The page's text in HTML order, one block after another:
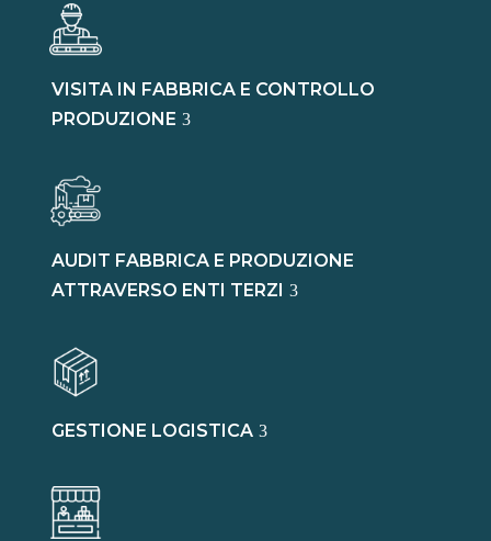
VISITA IN FABBRICA E CONTROLLO
PRODUZIONE
AUDIT FABBRICA E PRODUZIONE
ATTRAVERSO ENTI TERZI
GESTIONE LOGISTICA